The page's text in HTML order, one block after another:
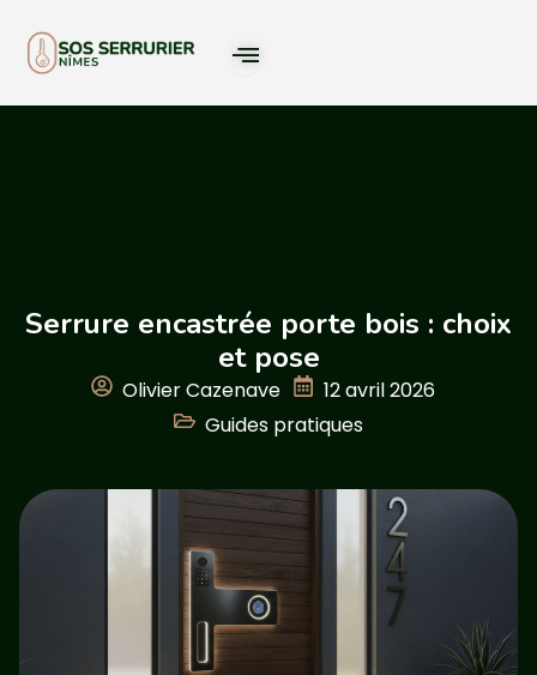
Serrure encastrée porte bois : choix
et pose
Olivier Cazenave
12 avril 2026
Guides pratiques